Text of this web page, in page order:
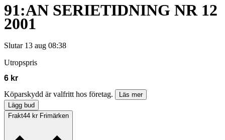
91:AN SERIETIDNING NR 12
2001
Slutar 13 aug 08:38
Utropspris
6 kr
Köparskydd är valfritt hos företag.
Läs mer
Lägg bud
Frakt44 kr Frimärken